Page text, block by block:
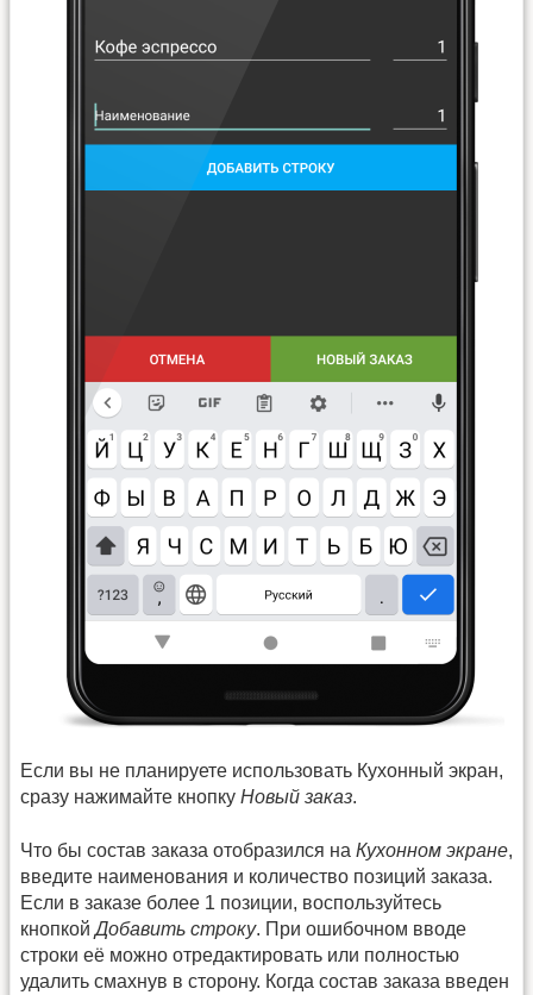
Если вы не планируете использовать Кухонный экран,
сразу нажимайте кнопку Новый заказ.
Что бы состав заказа отобразился на Кухонном экране,
введите наименования и количество позиций заказа.
Если в заказе более 1 позиции, воспользуйтесь
кнопкойДобавить строку. При ошибочном вводе
строки её можно отредактировать или полностью
удалить смахнув в сторону. Когда состав заказа введен